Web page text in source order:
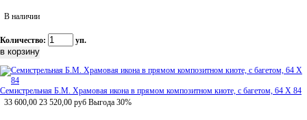
В наличии
Количество: уп.
Семистрельная Б.М. Храмовая икона в прямом композитном киоте, с багетом, 64 Х 84
33 600,00 23 520,00 руб Выгода 30%